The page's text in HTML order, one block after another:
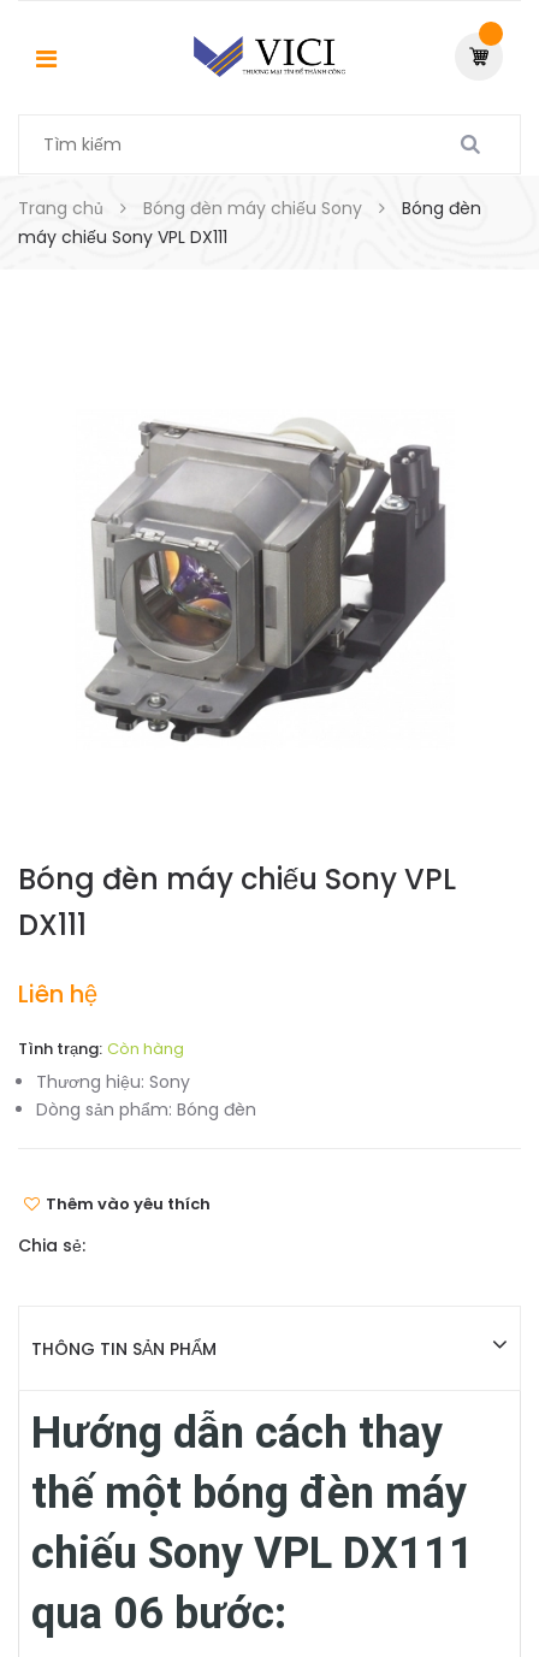
Trang chủ Bóng đèn máy chiếu Sony
Bóng đèn
máy chiếu Sony VPL DX111
Bóng đèn máy chiếu Sony VPL
DX111
Liên hệ
Tình trạng: Còn hàng
Thương hiệu: Sony
Dòng sản phẩm: Bóng đèn
Thêm vào yêu thích
Chia sẻ:
THÔNG TIN SẢN PHẨM
Hướng dẫn cách thay
thế một bóng đèn máy
chiếu Sony VPL DX111
qua 06 bước: